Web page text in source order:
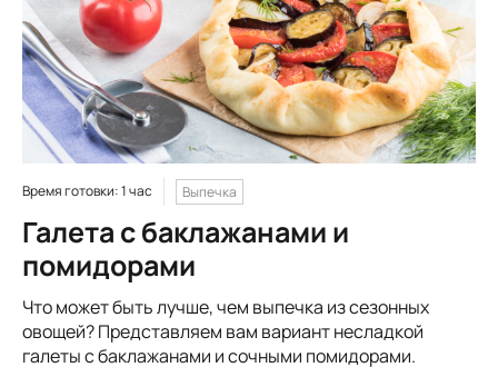
Время готовки: 1 час Выпечка
Галета с баклажанами и
помидорами
Что может быть лучше, чем выпечка из сезонных
овощей? Представляем вам вариант несладкой
галеты с баклажанами и сочными помидорами.